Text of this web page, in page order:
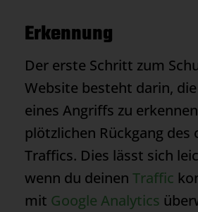
Erkennung
Der erste Schritt zum
Website besteht darin,
eines Angriffs zu
plötzlichen Rückgang des
Traffics. Dies lässt sich
wenn du deinen Traffic
mit Google Analytics